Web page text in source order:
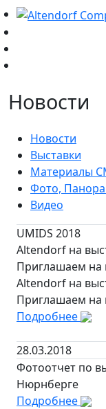
Новости
Новости
Выставки
Материалы
Фото,
Видео
UMIDS 2018
Altendorf на
Приглашаем на
Altendorf на
Приглашаем на
Подробнее
28.03.2018
Фотоотчет по
Нюрнберге
Подробнее